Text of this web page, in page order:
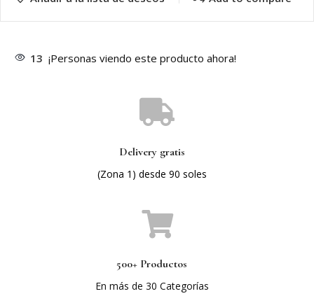
13 ¡Personas viendo este producto ahora!
Delivery gratis
(Zona 1) desde 90 soles
500+ Productos
En más de 30 Categorías